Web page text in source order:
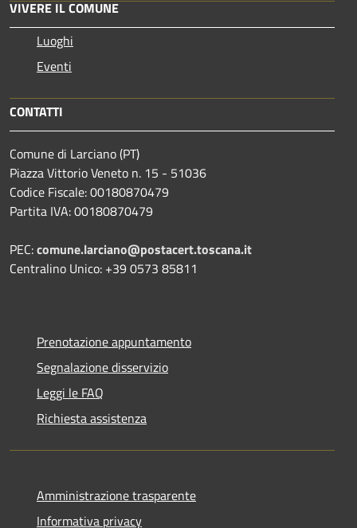
VIVERE IL COMUNE
Luoghi
Eventi
CONTATTI
Comune di Larciano (PT)
Piazza Vittorio Veneto n. 15 - 51036
Codice Fiscale: 00180870479
Partita IVA: 00180870479
PEC:comune.larciano@postacert.toscana.it
Centralino Unico: +39 0573 85811
Prenotazione appuntamento
Segnalazione disservizio
Leggi le FAQ
Richiesta assistenza
Amministrazione trasparente
Informativa privacy